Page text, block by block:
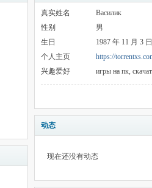
真实姓名
Василик
性别
男
生日
1987 年 11 月 3 日
个人主页
https://
兴趣爱好
игры на пк,
动态
现在还没有动态